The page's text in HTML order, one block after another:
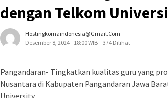
dengan Telkom
Hostingkomaindonesia@gmail.com
Desember 8, 2024 - 18:00 WIB
374 Dilihat
Pangandaran- Tingkatkan kualitas guru yang
Nusantara di Kabupaten Pangandaran Jawa
University.